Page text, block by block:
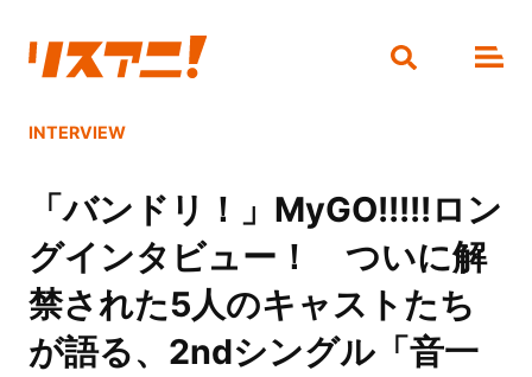
INTERVIEW
「バンドリ！」MyGO!!!!!ロン
グインタビュー！ ついに解
禁された5人のキャストたち
が語る、2ndシングル「音一